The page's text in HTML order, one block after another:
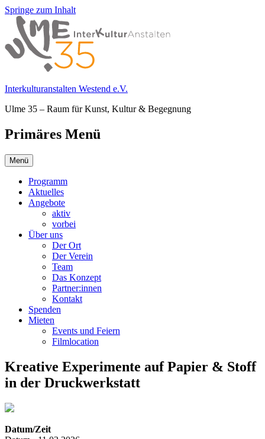
Springe zum Inhalt
Interkulturanstalten Westend e.V.
Ulme 35 – Raum für Kunst, Kultur & Begegnung
Primäres Menü
Menü
Programm
Aktuelles
Angebote
aktiv
vorbei
Über uns
Der Ort
Der Verein
Team
Das Konzept
Partner:innen
Kontakt
Spenden
Mieten
Events und Feiern
Filmlocation
Kreative Experimente auf Papier & Stoff
in der Druckwerkstatt
Datum/Zeit